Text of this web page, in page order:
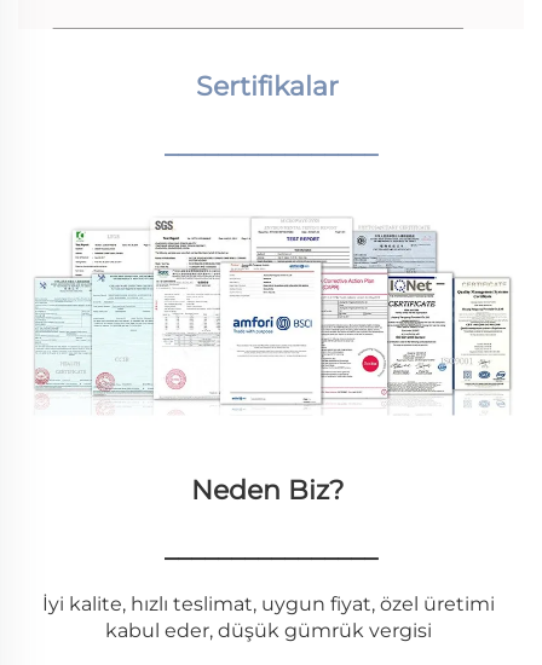
Sertifikalar
________________
Neden Biz?
________________
İyi kalite, hızlı teslimat, uygun fiyat, özel üretimi
kabul eder, düşük gümrük vergisi